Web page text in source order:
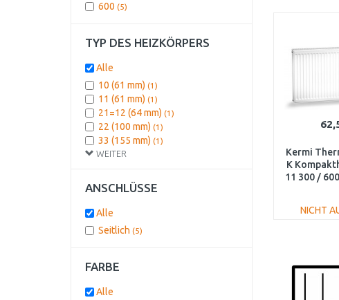
Kermi
K
11 300 /
NICHT
600 (5)
TYP DES HEIZKÖRPERS
WEITER
Alle
10 (61 mm) (1)
11 (61 mm) (1)
21=12 (64 mm) (1)
22 (100 mm) (1)
33 (155 mm) (1)
ANSCHLÜSSE
Alle
Seitlich (5)
FARBE
Alle